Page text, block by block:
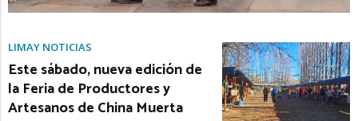
LIMAY NOTICIAS
Este sábado, nueva edición de
la Feria de Productores y
Artesanos de China Muerta